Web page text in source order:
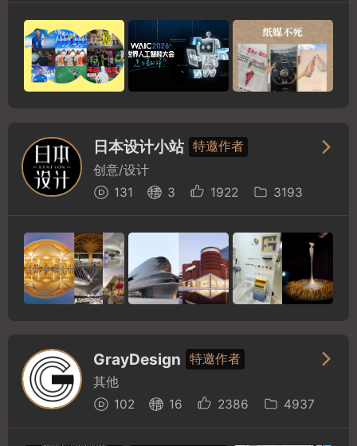
日本设计小站 特邀作者
创意/设计
131
3 1922 3193
GrayDesign
特邀作者
其他
102
16 2386 4937